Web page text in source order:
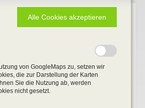
Alle Cookies akzeptieren
von GoogleMaps zu, setzen wir
die zur Darstellung der Karten
Sie die Nutzung ab, werden
nicht gesetzt.